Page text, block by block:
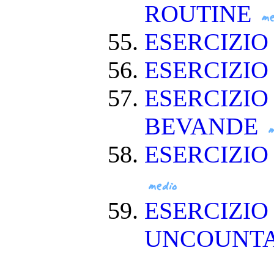
ROUTINE
BEVANDE